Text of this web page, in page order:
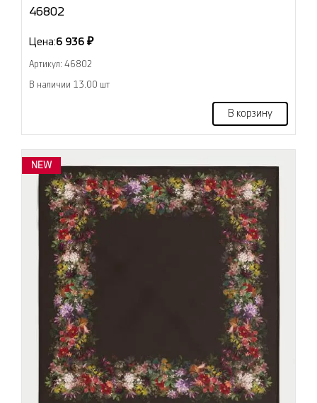
46802
Цена:6 936 ₽
Артикул: 46802
В наличии 13.00 шт
В корзину
NEW